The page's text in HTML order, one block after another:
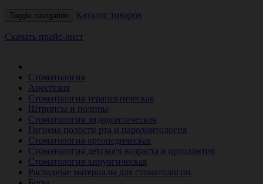
Toggle navigation Каталог товаров
Скачать прайс-лист
Стоматология
Анестезия
Стоматология терапевтическая
Штрипсы и полиры
Стоматология эндодонтическая
Гигиена полости рта и пародонтология
Стоматология ортопедическая
Стоматология детского возраста и ортодонтия
Стоматология хирургическая
Расходные материалы для стоматологии